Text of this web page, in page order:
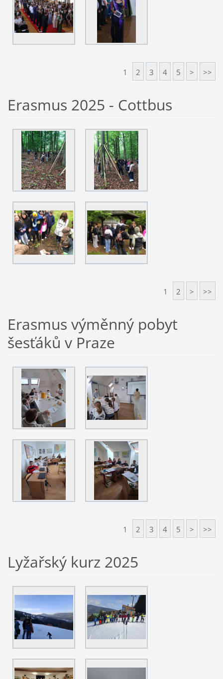
1 2 3 4 5 > >>
Erasmus 2025 - Cottbus
1 2 > >>
Erasmus výměnný pobyt
šesťáků v Praze
1 2 3 4 5 > >>
Lyžařský kurz 2025